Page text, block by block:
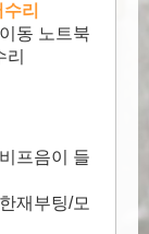
리
동 노트북
프음이 들
재부팅/모